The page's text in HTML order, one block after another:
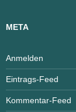
META
Anmelden
Eintrags-Feed
Kommentar-Feed